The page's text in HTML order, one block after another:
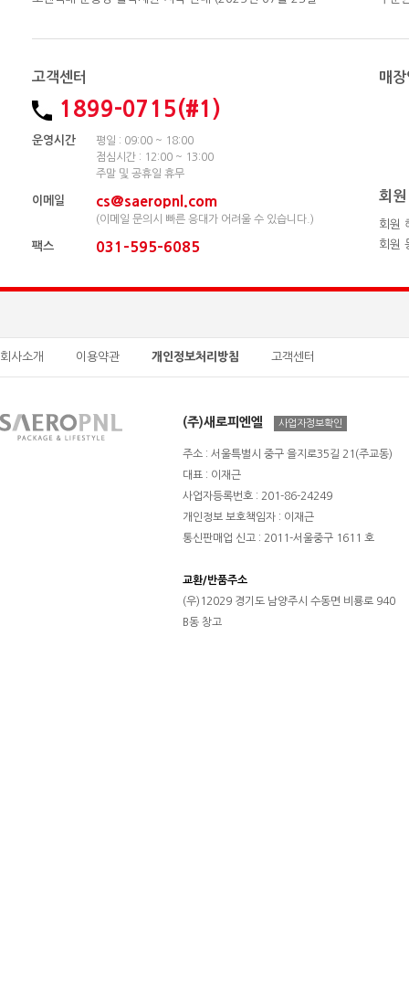
고객센터
1899-0715(#1)
운영시간
평일 : 09:00 ~ 18:00
점심시간 : 12:00 ~ 13:00
주말 및 공휴일 휴무
이메일 cs@saeropnl.com
(이메일 문의시 빠른 응대가 어려울 수 있습니다.)
팩스 031-595-6085
매
회원
회원
회원
회사소개 이용약관 개인정보처리방침 고객센터
(주)새로피엔엘 사업자정보확인
주소 : 서울특별시 중구 을지로35길 21(주교동)
대표 : 이재근
사업자등록번호 : 201-86-24249
개인정보 보호책임자 : 이재근
통신판매업 신고 : 2011-서울중구 1611 호
교환/반품주소
(우)12029 경기도 남양주시 수동면 비룡로 940
B동 창고